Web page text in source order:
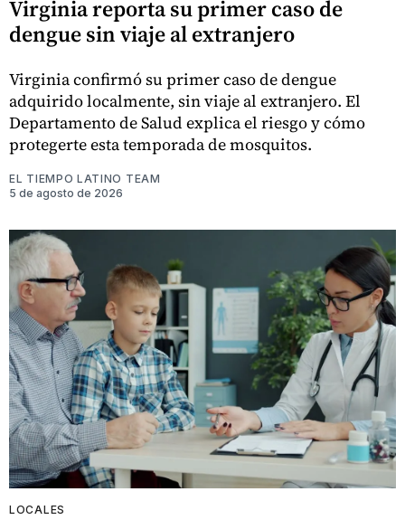
Virginia reporta su primer caso de
dengue sin viaje al extranjero
Virginia confirmó su primer caso de dengue
adquirido localmente, sin viaje al extranjero. El
Departamento de Salud explica el riesgo y cómo
protegerte esta temporada de mosquitos.
EL TIEMPO LATINO TEAM
5 de agosto de 2026
LOCALES